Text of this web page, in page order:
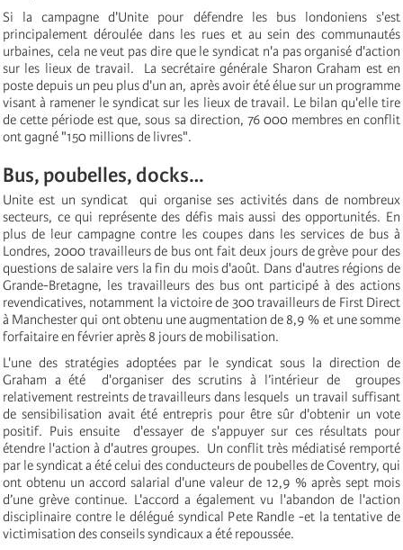
Si la campagne d'Unite pour défendre les bus londoniens s'est
principalement déroulée dans les rues et au sein des communautés
urbaines, cela ne veut pas dire que le syndicat n'a pas organisé d'action
sur les lieux de travail. La secrétaire générale Sharon Graham est en
poste depuis un peu plus d'un an, après avoir été élue sur un programme
visant à ramener le syndicat sur les lieux de travail. Le bilan qu'elle tire
de cette période est que, sous sa direction, 76 000 membres en conflit
ont gagné "150 millions de livres".
Bus, poubelles, docks…
Unite est un syndicat qui organise ses activités dans de nombreux
secteurs, ce qui représente des défis mais aussi des opportunités. En
plus de leur campagne contre les coupes dans les services de bus à
Londres, 2000 travailleurs de bus ont fait deux jours de grève pour des
questions de salaire vers la fin du mois d'août. Dans d'autres régions de
Grande-Bretagne, les travailleurs des bus ont participé à des actions
revendicatives, notamment la victoire de 300 travailleurs de First Direct
à Manchester qui ont obtenu une augmentation de 8,9 % et une somme
forfaitaire en février après 8 jours de mobilisation.
L'une des stratégies adoptées par le syndicat sous la direction de
Graham a été d'organiser des scrutins à l’intérieur de groupes
relativement restreints de travailleurs dans lesquels un travail suffisant
de sensibilisation avait été entrepris pour être sûr d'obtenir un vote
positif. Puis ensuite d'essayer de s'appuyer sur ces résultats pour
étendre l'action à d'autres groupes. Un conflit très médiatisé remporté
par le syndicat a été celui des conducteurs de poubelles de Coventry, qui
ont obtenu un accord salarial d'une valeur de 12,9 % après sept mois
d’une grève continue. L'accord a également vu l'abandon de l'action
disciplinaire contre le délégué syndical Pete Randle -et la tentative de
victimisation des conseils syndicaux a été repoussée.